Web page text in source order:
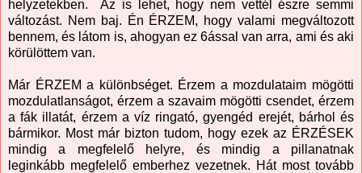
helyzetekben. Az is lehet, hogy nem vettél észre semmi
változást. Nem baj. Én ÉRZEM, hogy valami megváltozott
bennem, és látom is, ahogyan ez 6ással van arra, ami és aki
körülöttem van.
Már ÉRZEM a különbséget. Érzem a mozdulataim mögötti
mozdulatlanságot, érzem a szavaim mögötti csendet, érzem
a fák illatát, érzem a víz ringató, gyengéd erejét, bárhol és
bármikor. Most már bizton tudom, hogy ezek az ÉRZÉSEK
mindig a megfelelő helyre, és mindig a pillanatnak
leginkább megfelelő emberhez vezetnek. Hát most tovább